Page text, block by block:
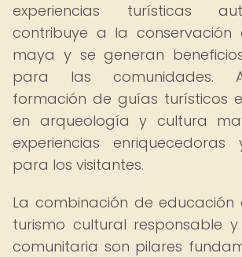
experiencias turísticas
contribuye a la
maya y se generan
para las comunidades.
formación de guías turísticos
en arqueología y cultura
experiencias
para los visitantes.
La combinación de educación
turismo cultural responsable
comunitaria son pilares